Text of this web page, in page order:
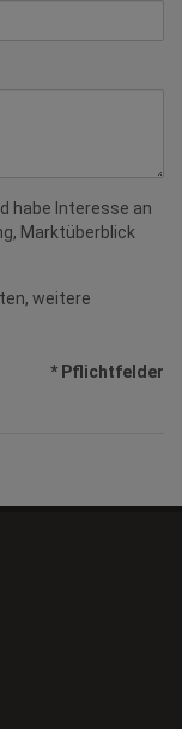
habe Interesse an
Marktüberblick
weitere
* Pflichtfelder